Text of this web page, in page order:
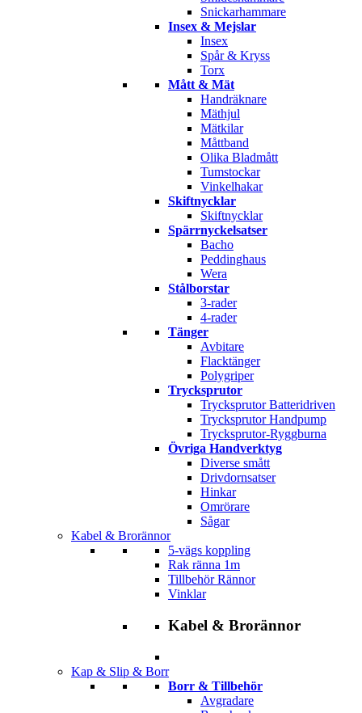
Snickarhammare
Insex & Mejslar
Insex
Spår & Kryss
Torx
Mått & Mät
Handräknare
Mäthjul
Mätkilar
Måttband
Olika Bladmått
Tumstockar
Vinkelhakar
Skiftnycklar
Skiftnycklar
Spärrnyckelsatser
Bacho
Peddinghaus
Wera
Stålborstar
3-rader
4-rader
Tänger
Avbitare
Flacktänger
Polygriper
Trycksprutor
Trycksprutor Batteridriven
Trycksprutor Handpump
Trycksprutor-Ryggburna
Övriga Handverktyg
Diverse smått
Drivdornsatser
Hinkar
Omrörare
Sågar
Kabel & Brorännor
5-vägs koppling
Rak ränna 1m
Tillbehör Rännor
Vinklar
Kabel & Brorännor
Kap & Slip & Borr
Borr & Tillbehör
Avgradare